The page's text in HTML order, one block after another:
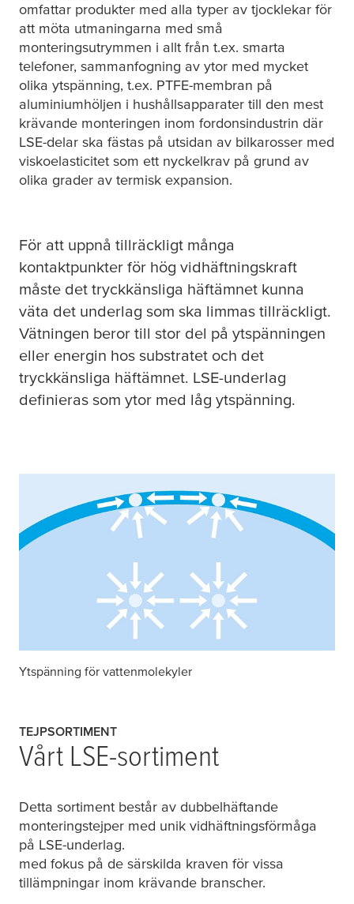
omfattar produkter med alla typer av tjocklekar för
att möta utmaningarna med små
monteringsutrymmen i allt från t.ex. smarta
telefoner, sammanfogning av ytor med mycket
olika ytspänning, t.ex. PTFE-membran på
aluminiumhöljen i hushållsapparater till den mest
krävande monteringen inom fordonsindustrin där
LSE-delar ska fästas på utsidan av bilkarosser med
viskoelasticitet som ett nyckelkrav på grund av
olika grader av termisk expansion.
För att uppnå tillräckligt många
kontaktpunkter för hög vidhäftningskraft
måste det tryckkänsliga häftämnet kunna
väta det underlag som ska limmas tillräckligt.
Vätningen beror till stor del på ytspänningen
eller energin hos substratet och det
tryckkänsliga häftämnet. LSE-underlag
definieras som ytor med låg ytspänning.
Ytspänning för vattenmolekyler
TEJPSORTIMENT
Vårt LSE-sortiment
Detta sortiment består av dubbelhäftande
monteringstejper med unik vidhäftningsförmåga
på LSE-underlag.
med fokus på de särskilda kraven för vissa
tillämpningar inom krävande branscher.